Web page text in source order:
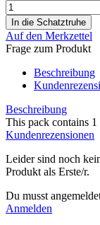
Auf den Merkzettel
Frage zum Produkt
Beschreibung
Beschreibung
This pack contains
Kundenrezensionen
Leider sind noch
Produkt als Erste/r.
Du musst
Anmelden